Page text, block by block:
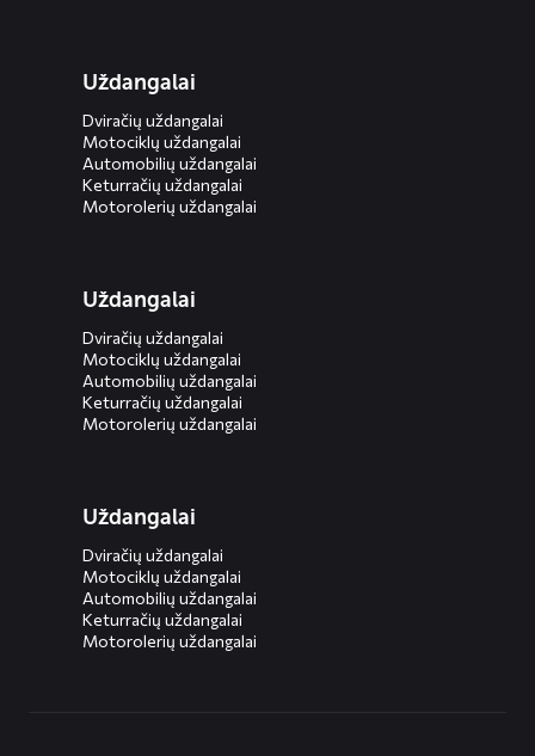
Uždangalai
Dviračių uždangalai
Motociklų uždangalai
Automobilių uždangalai
Keturračių uždangalai
Motorolerių uždangalai
Uždangalai
Dviračių uždangalai
Motociklų uždangalai
Automobilių uždangalai
Keturračių uždangalai
Motorolerių uždangalai
Uždangalai
Dviračių uždangalai
Motociklų uždangalai
Automobilių uždangalai
Keturračių uždangalai
Motorolerių uždangalai